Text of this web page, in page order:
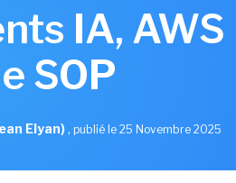
IA, AWS
SOP
Elyan), publié le 25 Novembre 2025